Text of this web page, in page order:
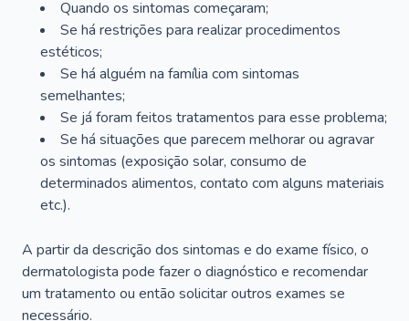
Quando os sintomas começaram;
Se há restrições para realizar procedimentos
estéticos;
Se há alguém na família com sintomas
semelhantes;
Se já foram feitos tratamentos para esse problema;
Se há situações que parecem melhorar ou agravar
os sintomas (exposição solar, consumo de
determinados alimentos, contato com alguns materiais
etc.).
A partir da descrição dos sintomas e do exame físico, o
dermatologista pode fazer o diagnóstico e recomendar
um tratamento ou então solicitar outros exames se
necessário.